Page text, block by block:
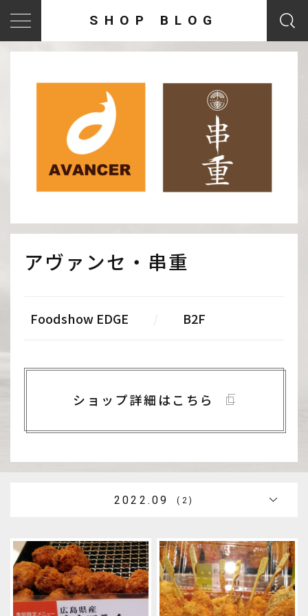
SHOP BLOG
アヴァンセ・串重
Foodshow EDGE B2F
ショップ詳細はこちら
2022.09 (2)